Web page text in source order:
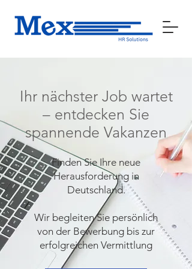
Ihr nächster Job wartet
– entdecken Sie
spannende Vakanzen
Finden Sie Ihre neue
Herausforderung in
Deutschland.
Wir begleiten Sie persönlich
von der Bewerbung bis zur
erfolgreichen Vermittlung